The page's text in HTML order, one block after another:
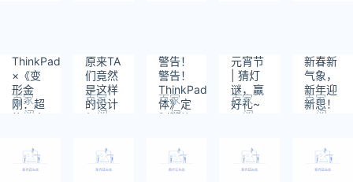
ThinkPad
×《变
形金
刚：超
能勇士
即将高
燃来
袭！
百家
阅
620
原来TA
们竟然
是这样
的设计
师！！！
百家
阅
550
警告！
警告！
ThinkPad《三
体》定
制版礼
来袭！
百家
阅
元宵节
| 猜灯
谜，赢
好礼~
百家
阅
703
新春新
气象，
新年迎
新思！
百家
阅
570